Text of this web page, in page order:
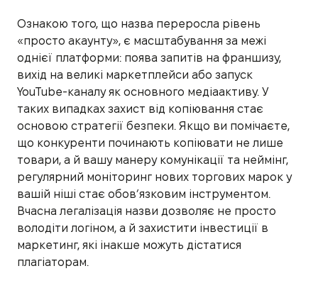
Ознакою того, що назва переросла рівень
«просто акаунту», є масштабування за межі
однієї платформи: поява запитів на франшизу,
вихід на великі маркетплейси або запуск
YouTube-каналу як основного медіаактиву. У
таких випадках захист від копіювання стає
основою стратегії безпеки. Якщо ви помічаєте,
що конкуренти починають копіювати не лише
товари, а й вашу манеру комунікації та неймінг,
регулярний моніторинг нових торгових марок у
вашій ніші стає обов’язковим інструментом.
Вчасна легалізація назви дозволяє не просто
володіти логіном, а й захистити інвестиції в
маркетинг, які інакше можуть дістатися
плагіаторам.